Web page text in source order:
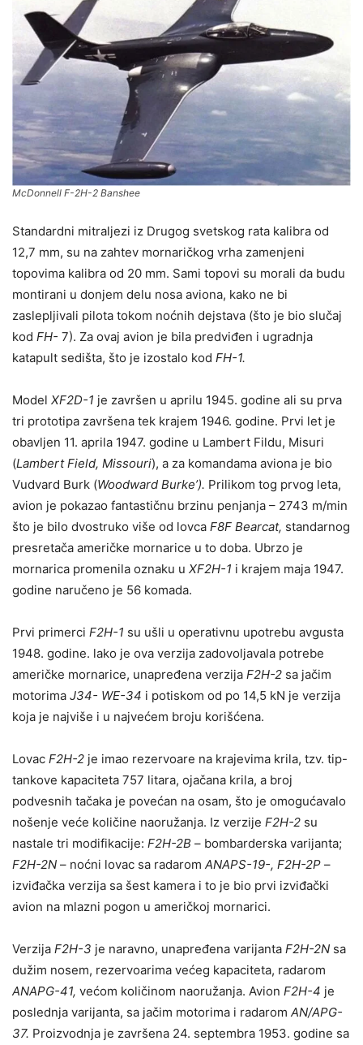
McDonnell F-2H-2 Banshee
Standardni mitraljezi iz Drugog svetskog rata kalibra od
12,7 mm, su na zahtev mornaričkog vrha zamenjeni
topovima kalibra od 20 mm. Sami topovi su morali da budu
montirani u donjem delu nosa aviona, kako ne bi
zaslepljivali pilota tokom noćnih dejstava (što je bio slučaj
kod FH- 7). Za ovaj avion je bila predviđen i ugradnja
katapult sedišta, što je izostalo kod FH-1.
Model XF2D-1 je završen u aprilu 1945. godine ali su prva
tri prototipa završena tek krajem 1946. godine. Prvi let je
obavljen 11. aprila 1947. godine u Lambert Fildu, Misuri
(Lambert Field, Missouri), a za komandama aviona je bio
Vudvard Burk (Woodward Burke’). Prilikom tog prvog leta,
avion je pokazao fantastičnu brzinu penjanja – 2743 m/min
što je bilo dvostruko više od lovca F8F Bearcat, standarnog
presretača američke mornarice u to doba. Ubrzo je
mornarica promenila oznaku u XF2H-1 i krajem maja 1947.
godine naručeno je 56 komada.
Prvi primerci F2H-1 su ušli u operativnu upotrebu avgusta
1948. godine. lako je ova verzija zadovoljavala potrebe
američke mornarice, unapređena verzija F2H-2 sa jačim
motorima J34- WE-34 i potiskom od po 14,5 kN je verzija
koja je najviše i u najvećem broju korišćena.
Lovac F2H-2 je imao rezervoare na krajevima krila, tzv. tip-
tankove kapaciteta 757 litara, ojačana krila, a broj
podvesnih tačaka je povećan na osam, što je omogućavalo
nošenje veće količine naoružanja. Iz verzije F2H-2 su
nastale tri modifikacije: F2H-2B – bombarderska varijanta;
F2H-2N – noćni lovac sa radarom ANAPS-19-, F2H-2P –
izviđačka verzija sa šest kamera i to je bio prvi izviđački
avion na mlazni pogon u američkoj mornarici.
Verzija F2H-3 je naravno, unapređena varijanta F2H-2N sa
dužim nosem, rezervoarima većeg kapaciteta, radarom
ANAPG-41, većom količinom naoružanja. Avion F2H-4 je
poslednja varijanta, sa jačim motorima i radarom AN/APG-
37. Proizvodnja je završena 24. septembra 1953. godine sa